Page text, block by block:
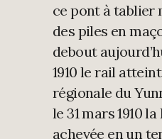
ce pont à tablier
des piles en
debout
1910 le rail
régionale du
le 31 mars 1910
achevée en un